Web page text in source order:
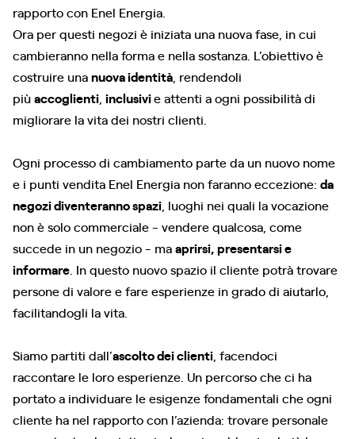
rapporto con Enel Energia.
Ora per questi negozi è iniziata una nuova fase, in cui
cambieranno nella forma e nella sostanza. L’obiettivo è
costruire unanuova identità , rendendoli
piùaccoglienti inclusivie attenti a ogni possibilità di
migliorare la vita dei nostri clienti.
Ogni processo di cambiamento parte da un nuovo nome
e i punti vendita Enel Energia non faranno eccezione: da
negozi diventeranno spazi , luoghi nei quali la vocazione
non è solo commerciale - vendere qualcosa, come
succede in un negozio - maaprirsi, presentarsi e
informare . In questo nuovo spazio il cliente potrà trovare
persone di valore e fare esperienze in grado di aiutarlo,
facilitandogli la vita.
Siamo partiti dall’ascolto dei clienti , facendoci
raccontare le loro esperienze. Un percorso che ci ha
portato a individuare le esigenze fondamentali che ogni
cliente ha nel rapporto con l’azienda: trovare personale